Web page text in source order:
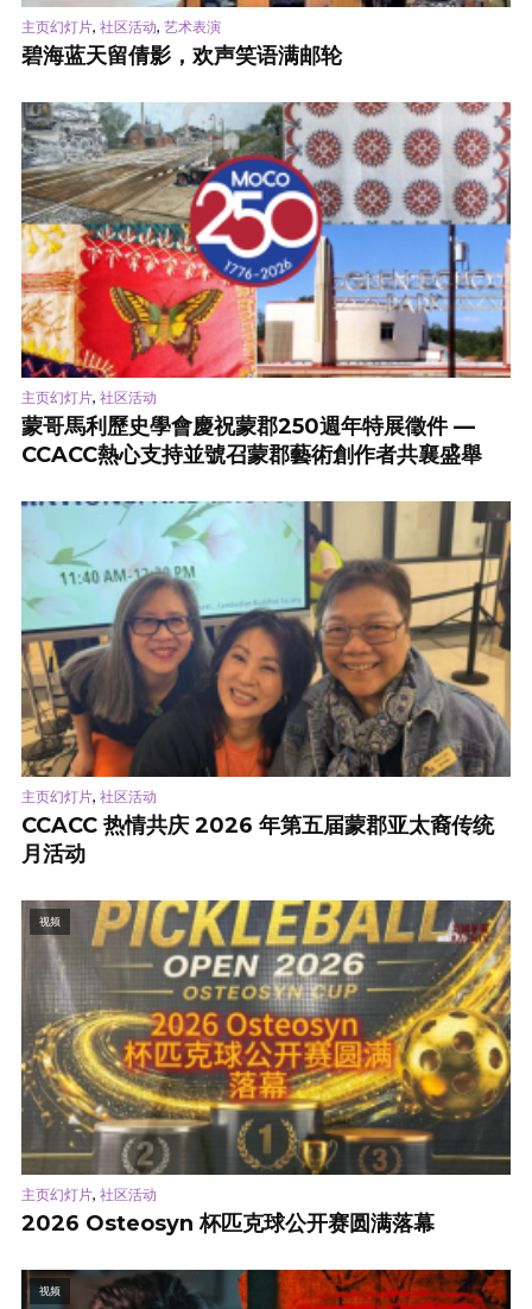
主页幻灯片, 社区活动, 艺术表演
碧海蓝天留倩影，欢声笑语满邮轮
主页幻灯片, 社区活动
蒙哥馬利歷史學會慶祝蒙郡250週年特展徵件 —
CCACC熱心支持並號召蒙郡藝術創作者共襄盛舉
主页幻灯片, 社区活动
CCACC 热情共庆 2026 年第五届蒙郡亚太裔传统
月活动
视频
主页幻灯片, 社区活动
2026 Osteosyn 杯匹克球公开赛圆满落幕
视频